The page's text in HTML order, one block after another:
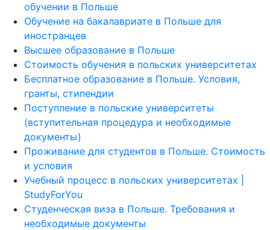
обучении в Польше
Обучение на бакалавриате в Польше для
иностранцев
Высшее образование в Польше
Стоимость обучения в польских университетах
Бесплатное образование в Польше. Условия,
гранты, стипендии
Поступление в польские университеты
(вступительная процедура и необходимые
документы)
Проживание для студентов в Польше. Стоимость
и условия
Учебный процесс в польских университетах |
StudyForYou
Студенческая виза в Польше. Требования и
необходимые документы